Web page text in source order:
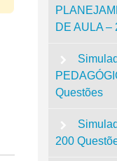
DE AULA –
Questões
200